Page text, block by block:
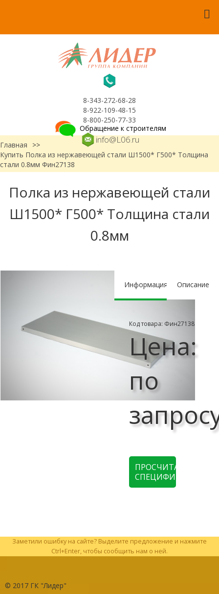
8-343-272-68-28
8-922-109-48-15
8-800-250-77-33
info@L06.ru
Обращение к строителям
Главная
>>
Купить Полка из нержавеющей стали Ш1500* Г500* Толщина
стали 0.8мм Фин27138
Полка из нержавеющей стали
Ш1500* Г500* Толщина стали
0.8мм
Информация Описание
Код товара: Фин27138
Цена:
по
ПРОСЧИТАТЬ
СПЕЦИФИКАЦИЮ
Заметили ошибку на сайте? Выделите предложение и нажмите
Ctrl+Enter, чтобы сообщить нам о ней.
© 2017 ГК "Лидер"